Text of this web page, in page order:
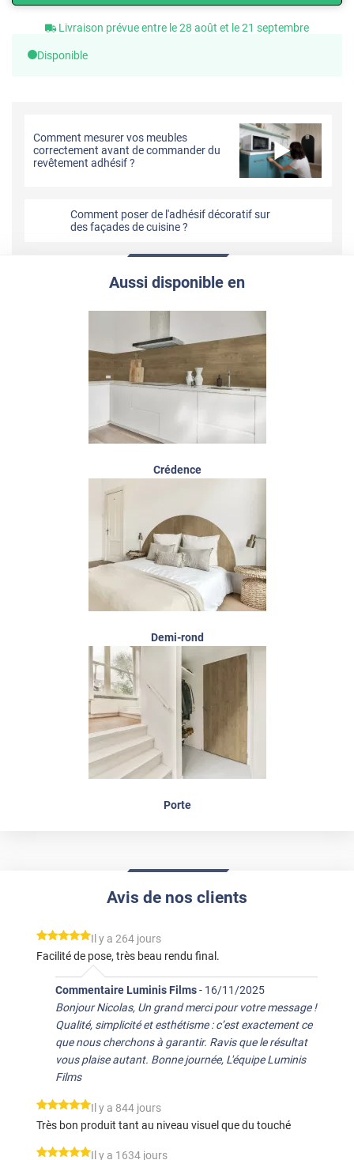
Livraison prévue entre le 28 août et le 21 septembre
Disponible
Comment mesurer vos meubles
correctement avant de commander du
revêtement adhésif ?
Comment poser de l'adhésif décoratif sur
des façades de cuisine ?
Aussi disponible en
Crédence
Demi-rond
Porte
Avis de nos clients
*****
Il y a 264 jours
Facilité de pose, très beau rendu final.
Commentaire Luminis Films- 16/11/2025
Bonjour Nicolas, Un grand merci pour votre message !
Qualité, simplicité et esthétisme : c’est exactement ce
que nous cherchons à garantir. Ravis que le résultat
vous plaise autant. Bonne journée, L'équipe Luminis
Films
*****
Il y a 844 jours
Très bon produit tant au niveau visuel que du touché
*****
Il y a 1634 jours